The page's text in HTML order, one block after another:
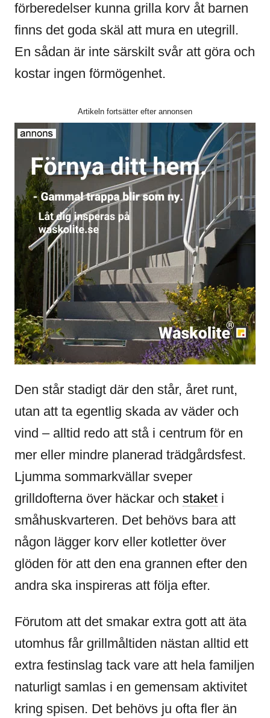
förberedelser kunna grilla korv åt barnen
finns det goda skäl att mura en utegrill.
En sådan är inte särskilt svår att göra och
kostar ingen förmögenhet.
Artikeln fortsätter efter annonsen
Den står stadigt där den står, året runt,
utan att ta egentlig skada av väder och
vind – alltid redo att stå i centrum för en
mer eller mindre planerad trädgårdsfest.
Ljumma sommarkvällar sveper
grilldofterna över häckar och staket i
småhuskvarteren. Det behövs bara att
någon lägger korv eller kotletter över
glöden för att den ena grannen efter den
andra ska inspireras att följa efter.
Förutom att det smakar extra gott att äta
utomhus får grillmåltiden nästan alltid ett
extra festinslag tack vare att hela familjen
naturligt samlas i en gemensam aktivitet
kring spisen. Det behövs ju ofta fler än